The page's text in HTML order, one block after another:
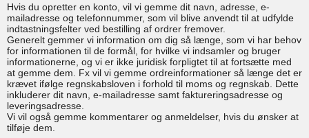
Hvis du opretter en konto, vil vi gemme dit navn, adresse, e-
mailadresse og telefonnummer, som vil blive anvendt til at udfylde
indtastningsfelter ved bestilling af ordrer fremover.
Generelt gemmer vi information om dig så længe, som vi har behov
for informationen til de formål, for hvilke vi indsamler og bruger
informationerne, og vi er ikke juridisk forpligtet til at fortsætte med
at gemme dem. Fx vil vi gemme ordreinformationer så længe det er
krævet ifølge regnskabsloven i forhold til moms og regnskab. Dette
inkluderer dit navn, e-mailadresse samt faktureringsadresse og
leveringsadresse.
Vi vil også gemme kommentarer og anmeldelser, hvis du ønsker at
tilføje dem.